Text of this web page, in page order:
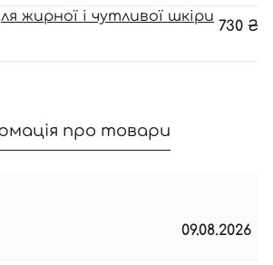
жирної і чутливої шкіри
730 ₴
про товари
09.08.2026